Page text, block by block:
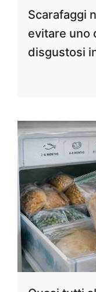
Scarafaggi
evitare uno
disgustosi